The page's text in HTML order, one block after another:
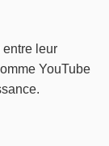
entre leur
YouTube